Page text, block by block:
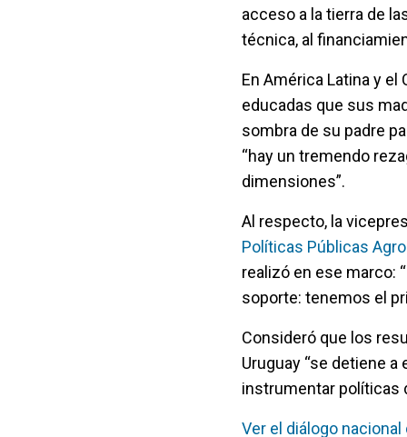
acceso a la tierra de
técnica, al
En América Latina y
educadas que sus
sombra de su padre
“hay un tremendo
dimensiones”.
Al respecto, la
Políticas Públicas
realizó en ese marco:
soporte: tenemos el
Consideró que los
Uruguay “se detiene
instrumentar políticas
Ver el diálogo nacional